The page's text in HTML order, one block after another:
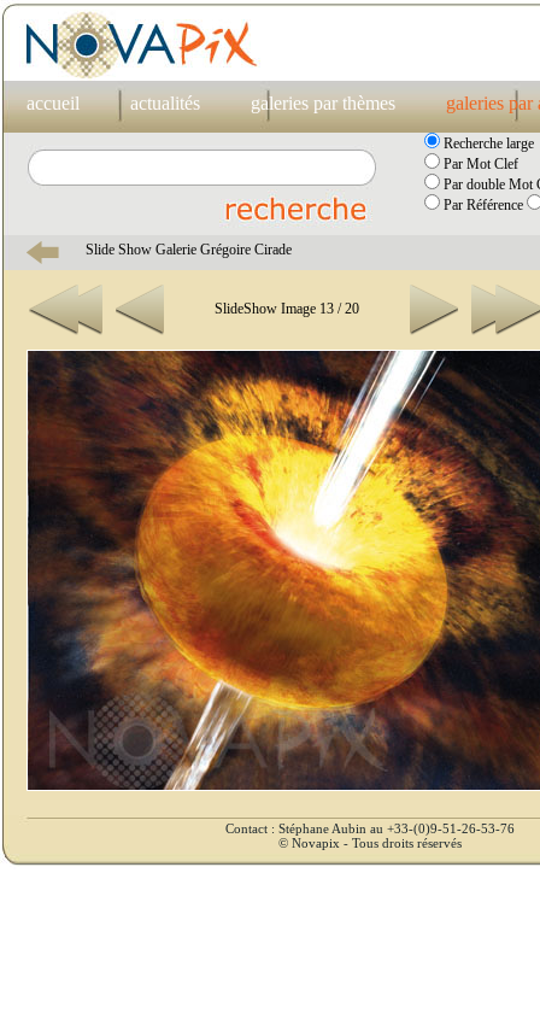
accueil actualités galeries par thèmes galeries par
Recherche large
Par Mot Clef
Par double Mot
Par Référence
Slide Show Galerie Grégoire Cirade
SlideShow Image 13 / 20
Contact : Stéphane Aubin au +33-(0)9-51-26-53-76
© Novapix - Tous droits réservés